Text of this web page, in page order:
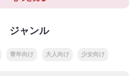
ジャンル
青年向け 大人向け 少女向け